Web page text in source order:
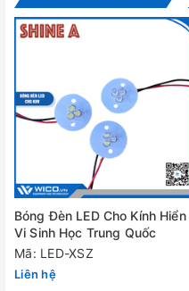
Bóng Đèn LED Cho Kính Hiển
Vi Sinh Học Trung Quốc
Mã: LED-XSZ
Liên hệ